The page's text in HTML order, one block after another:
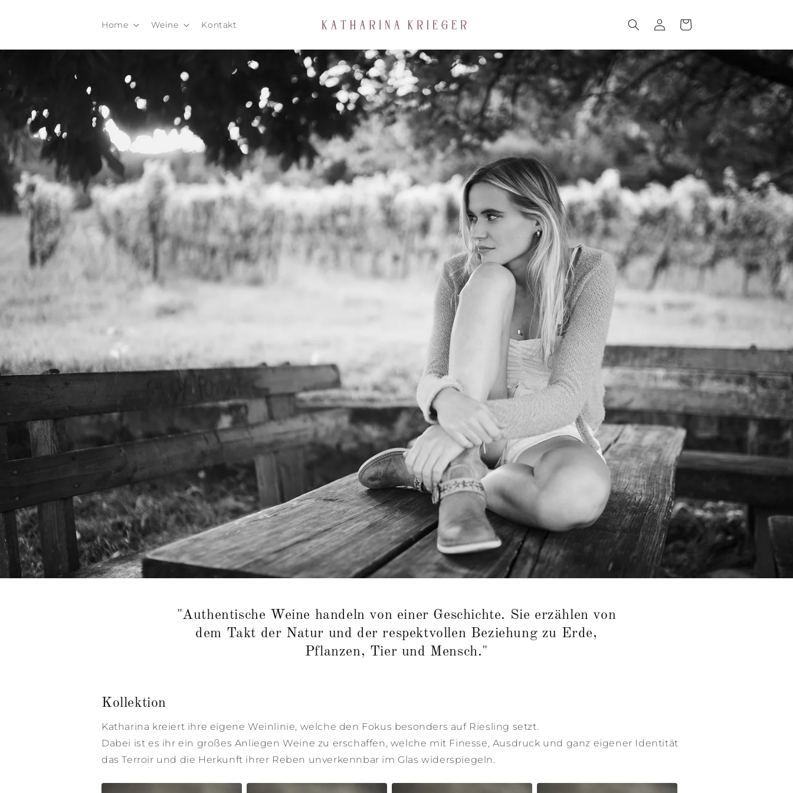
Home Weine Kontakt EinloggenWarenkorb
"Authentische Weine handeln von einer Geschichte. Sie erzählen von
dem Takt der Natur und der respektvollen Beziehung zu Erde,
Pflanzen, Tier und Mensch."
Kollektion
Katharina kreiert ihre eigene Weinlinie, welche den Fokus besonders auf Riesling setzt.
Dabei ist es ihr ein großes Anliegen Weine zu erschaffen, welche mit Finesse, Ausdruck und ganz eigener Identität
das Terroir und die Herkunft ihrer Reben unverkennbar im Glas widerspiegeln.